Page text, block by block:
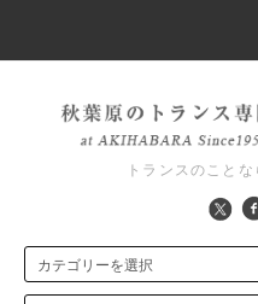
トランスのこと